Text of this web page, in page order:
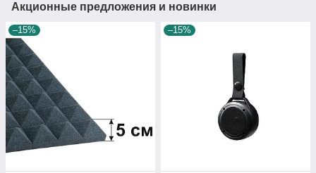
Акционные предложения и новинки
–15% –15%